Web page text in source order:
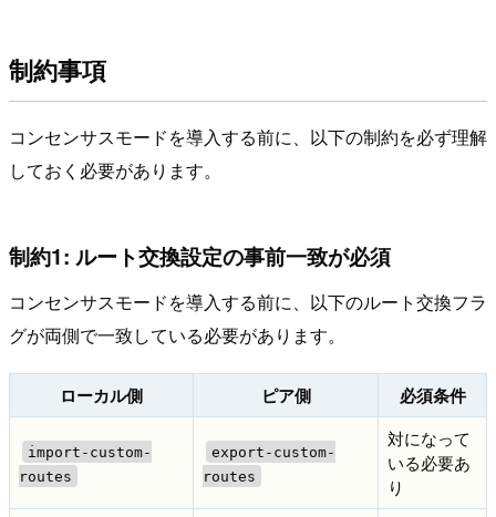
制約事項
コンセンサスモードを導入する前に、以下の制約を必ず理解
しておく必要があります。
制約1: ルート交換設定の事前一致が必須
コンセンサスモードを導入する前に、以下のルート交換フラ
グが両側で一致している必要があります。
ローカル側 ピア側 必須条件
import-custom-
routes
export-custom-
routes
対になって
いる必要あ
り